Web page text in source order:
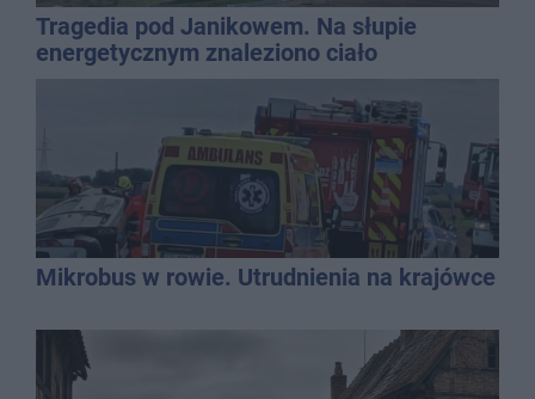
Tragedia pod Janikowem. Na słupie
energetycznym znaleziono ciało
mężczyzny
Mikrobus w rowie. Utrudnienia na krajówce